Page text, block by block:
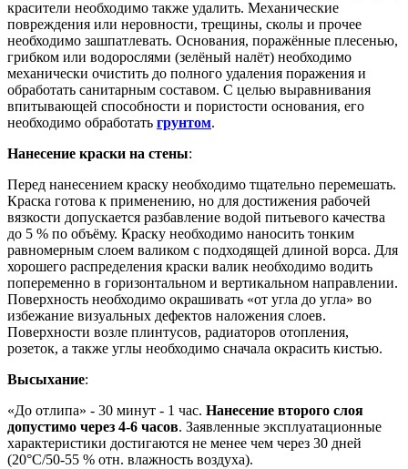
красители необходимо также удалить. Механические
повреждения или неровности, трещины, сколы и прочее
необходимо зашпатлевать. Основания, поражённые плесенью,
грибком или водорослями (зелёный налёт) необходимо
механически очистить до полного удаления поражения и
обработать санитарным составом. С целью выравнивания
впитывающей способности и пористости основания, его
необходимо обработать грунтом.
Нанесение краски на стены:
Перед нанесением краску необходимо тщательно перемешать.
Краска готова к применению, но для достижения рабочей
вязкости допускается разбавление водой питьевого качества
до 5 % по объёму. Краску необходимо наносить тонким
равномерным слоем валиком с подходящей длиной ворса. Для
хорошего распределения краски валик необходимо водить
попеременно в горизонтальном и вертикальном направлении.
Поверхность необходимо окрашивать «от угла до угла» во
избежание визуальных дефектов наложения слоев.
Поверхности возле плинтусов, радиаторов отопления,
розеток, а также углы необходимо сначала окрасить кистью.
Высыхание:
«До отлипа» - 30 минут - 1 час. Нанесение второго слоя
допустимо через 4-6 часов. Заявленные эксплуатационные
характеристики достигаются не менее чем через 30 дней
(20°C/50-55 % отн. влажность воздуха).